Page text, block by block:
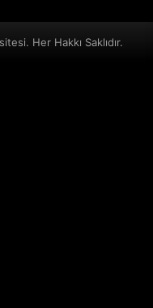
Her Hakkı Saklıdır.